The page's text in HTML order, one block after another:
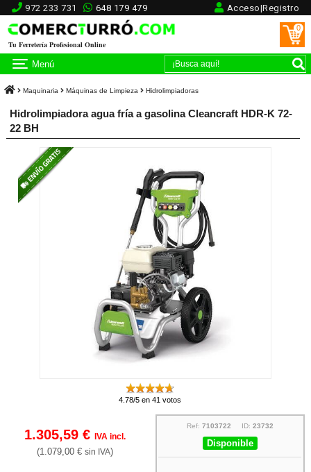
972 233 731 648 179 479 Acceso|Registro
Tu Ferretería Profesional Online
0
Menú
Maquinaria Máquinas de Limpieza Hidrolimpiadoras
Hidrolimpiadora agua fría a gasolina Cleancraft HDR-K 72-
22 BH
4.78/5 en 41 votos
1.305,59 € IVA incl.
(1.079,00 € sin IVA)
Ref: 7103722 ID: 23732
Disponible